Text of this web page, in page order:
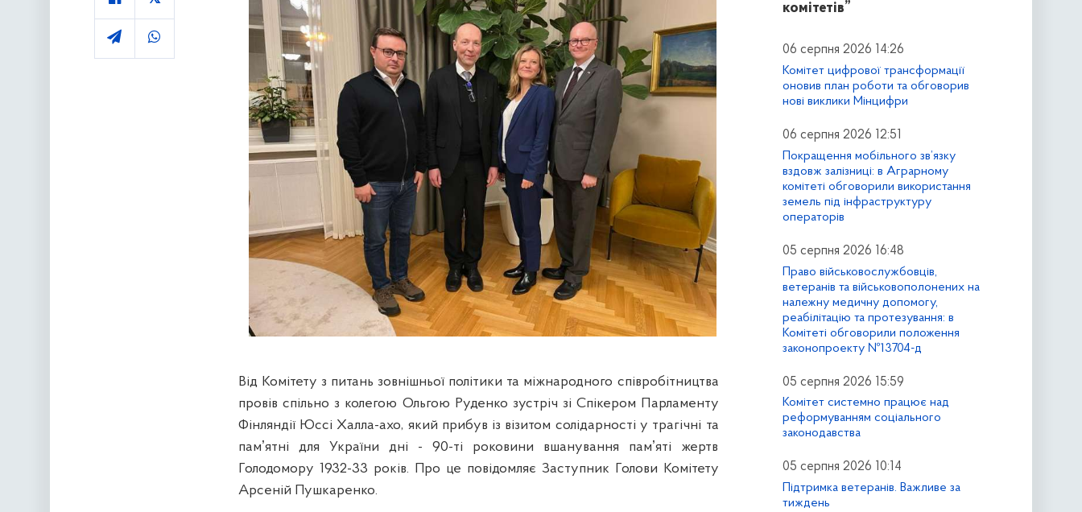
Від Комітету з питань зовнішньої політики та міжнародного співробітництва
провів спільно з колегою Ольгою Руденко зустріч зі Спікером Парламенту
Фінляндії Юссі Халла-ахо, який прибув із візитом солідарності у трагічні та
памʼятні для України дні - 90-ті роковини вшанування памʼяті жертв
Голодомору 1932-33 років. Про це повідомляє Заступник Голови Комітету
Арсеній Пушкаренко.
комітетів”
06 серпня 2026 14:26
Комітет цифрової трансформації
оновив план роботи та обговорив
нові виклики Мінцифри
06 серпня 2026 12:51
Покращення мобільного зв’язку
вздовж залізниці: в Аграрному
комітеті обговорили використання
земель під інфраструктуру
операторів
05 серпня 2026 16:48
Право військовослужбовців,
ветеранів та військовополонених на
належну медичну допомогу,
реабілітацію та протезування: в
Комітеті обговорили положення
законопроекту №13704-д
05 серпня 2026 15:59
Комітет системно працює над
реформуванням соціального
законодавства
05 серпня 2026 10:14
Підтримка ветеранів. Важливе за
тиждень